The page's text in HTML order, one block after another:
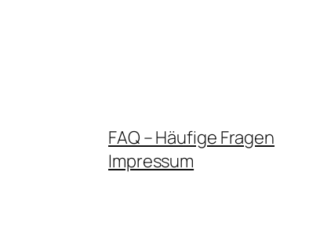
FAQ – Häufige Fragen
Impressum